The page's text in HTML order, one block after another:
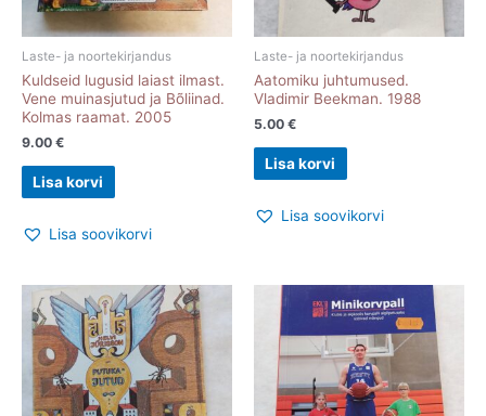
Laste- ja noortekirjandus
Kuldseid lugusid laiast ilmast.
Vene muinasjutud ja Bõliinad.
Kolmas raamat. 2005
9.00 €
Lisa korvi
Lisa soovikorvi
Laste- ja noortekirjandus
Aatomiku juhtumused.
Vladimir Beekman. 1988
5.00 €
Lisa korvi
Lisa soovikorvi